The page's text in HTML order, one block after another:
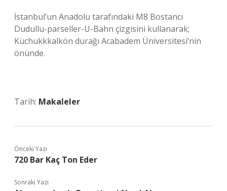
İstanbul’un Anadolu tarafındaki M8 Bostancı
Dudullu-parseller-U-Bahn çizgisini kullanarak;
Küchukkkalkön durağı Acabadem Üniversitesi’nin
önünde.
Tarih: Makaleler
Önceki Yazı
720 Bar Kaç Ton Eder
Sonraki Yazı